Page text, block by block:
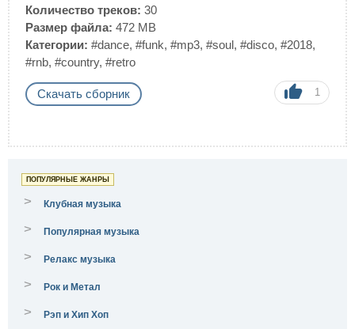
Количество треков: 30
Размер файла: 472 MB
Категории: #dance, #funk, #mp3, #soul, #disco, #2018,
#rnb, #country, #retro
Скачать сборник 1
ПОПУЛЯРНЫЕ ЖАНРЫ
> Клубная музыка
> Популярная музыка
> Релакс музыка
> Рок и Метал
> Рэп и Хип Хоп